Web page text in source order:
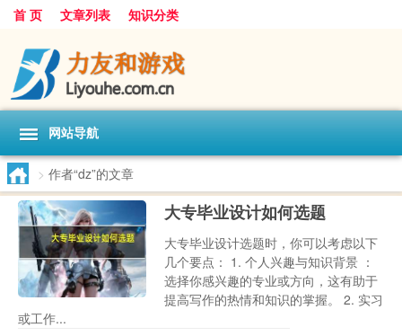
首 页 文章列表 知识分类
网站导航
> 作者“dz”的文章
大专毕业设计如何选题
大专毕业设计选题时，你可以考虑以下
几个要点： 1. 个人兴趣与知识背景 ：
选择你感兴趣的专业或方向，这有助于
提高写作的热情和知识的掌握。 2. 实习
或工作...